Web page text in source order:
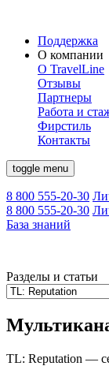
Поддержка
О компании
О TravelLine
Отзывы
Партнеры
Работа и
Фирстиль
Контакты
toggle menu
8 800 555-20-30
8 800 555-20-30
База знаний
Разделы и статьи
TL: Reputation —